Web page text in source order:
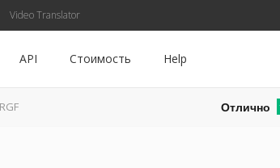
Video Translator
API Стоимость Help
Отлично